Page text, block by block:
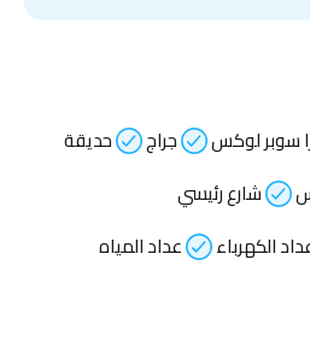
سوبر لوكس جراج
حديقة
شارع رئيسي
الكهرباء
عداد المياه